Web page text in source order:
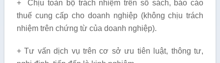
+ Chịu toàn bộ trách nhiệm trên sổ sách, báo cáo
thuế cung cấp cho doanh nghiệp (không chịu trách
nhiệm trên chứng từ của doanh nghiệp).
+ Tư vấn dịch vụ trên cơ sở ưu tiên luật, thông tư,